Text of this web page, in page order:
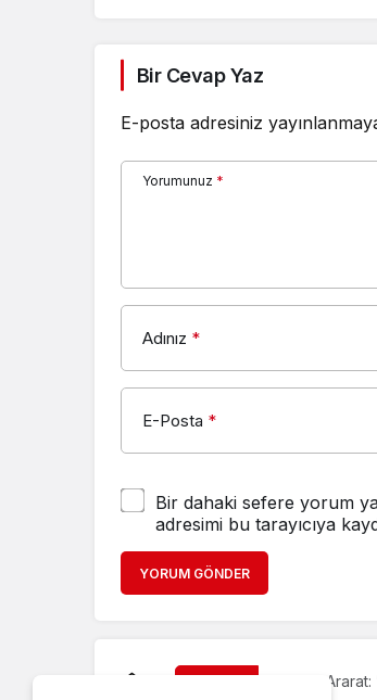
Bir Cevap Yaz
E-posta adresiniz
Yorumunuz *
Adınız *
E-Posta *
Bir dahaki sefere yorum
adresimi bu tarayıcıya
YORUM GÖNDER
Emre